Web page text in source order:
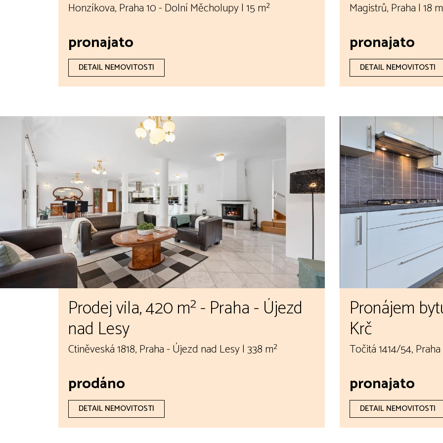
Honzíkova, Praha 10 - Dolní Měcholupy | 15 m²
pronajato
DETAIL NEMOVITOSTI
Magistrů, Praha | 18
pronajato
DETAIL NEMOVITOSTI
Prodej vila, 420 m² - Praha - Újezd
nad Lesy
Ctiněveská 1818, Praha - Újezd nad Lesy | 338 m²
prodáno
DETAIL NEMOVITOSTI
Pronájem
Krč
Točitá 1414/54,
pronajato
DETAIL NEMOVITOSTI